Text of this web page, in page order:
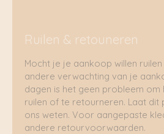
Ruilen & retouneren
Mocht je je aankoop willen
andere verwachting van je
dagen is het geen probleem
ruilen of te retourneren. Laat dit
ons weten. Voor aangepaste
andere retourvoorwaarden.